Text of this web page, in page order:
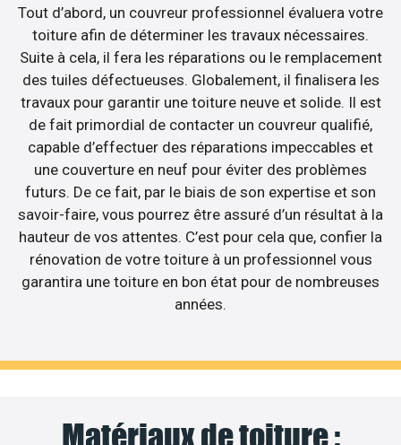
Tout d’abord, un couvreur professionnel évaluera votre
toiture afin de déterminer les travaux nécessaires.
Suite à cela, il fera les réparations ou le remplacement
des tuiles défectueuses. Globalement, il finalisera les
travaux pour garantir une toiture neuve et solide. Il est
de fait primordial de contacter un couvreur qualifié,
capable d’effectuer des réparations impeccables et
une couverture en neuf pour éviter des problèmes
futurs. De ce fait, par le biais de son expertise et son
savoir-faire, vous pourrez être assuré d’un résultat à la
hauteur de vos attentes. C’est pour cela que, confier la
rénovation de votre toiture à un professionnel vous
garantira une toiture en bon état pour de nombreuses
années.
Matériaux de toiture :